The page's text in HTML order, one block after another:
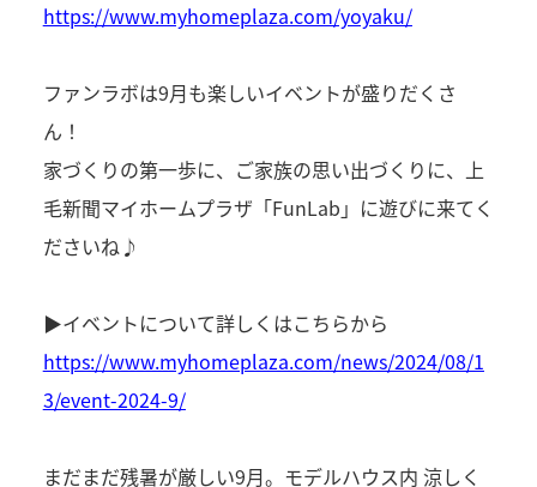
https://www.myhomeplaza.com/yoyaku/
ファンラボは9月も楽しいイベントが盛りだくさ
ん！
家づくりの第一歩に、ご家族の思い出づくりに、上
毛新聞マイホームプラザ「FunLab」に遊びに来てく
ださいね♪
▶イベントについて詳しくはこちらから
https://www.myhomeplaza.com/news/2024/08/1
3/event-2024-9/
まだまだ残暑が厳しい9月。モデルハウス内 涼しく